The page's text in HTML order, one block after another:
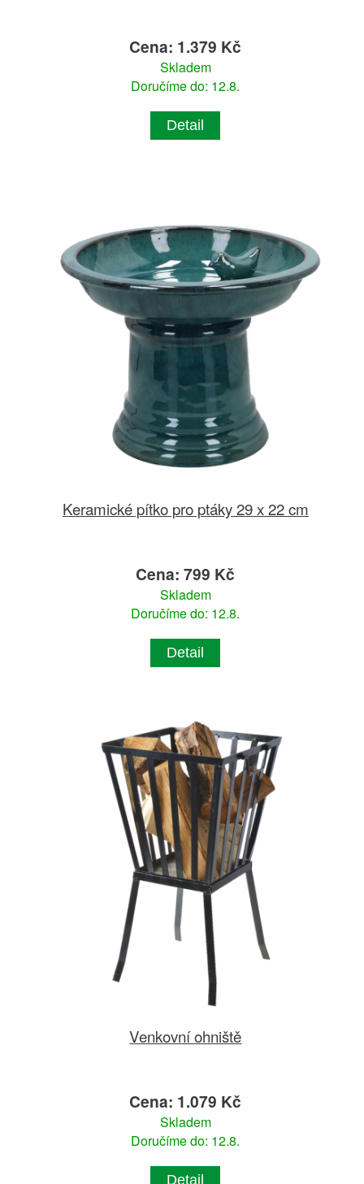
Cena: 1.379 Kč
Skladem
Doručíme do: 12.8.
Detail
Keramické pítko pro ptáky 29 x 22 cm
Cena: 799 Kč
Skladem
Doručíme do: 12.8.
Detail
Venkovní ohniště
Cena: 1.079 Kč
Skladem
Doručíme do: 12.8.
Detail